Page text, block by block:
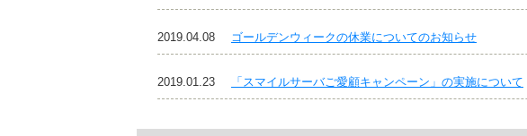
2019.04.08 ゴールデンウィークの休業についてのお知らせ
2019.01.23 「スマイルサーバご愛顧キャンペーン」の実施について